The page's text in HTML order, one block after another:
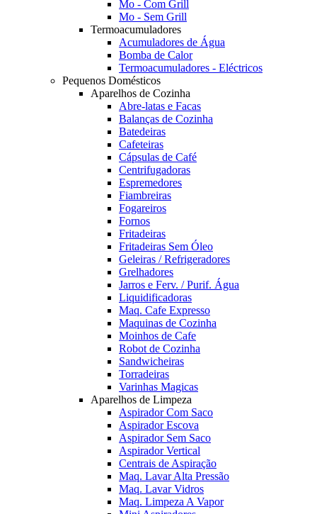
Mo - Com Grill
Mo - Sem Grill
Termoacumuladores
Acumuladores de Água
Bomba de Calor
Termoacumuladores - Eléctricos
Pequenos Domésticos
Aparelhos de Cozinha
Abre-latas e Facas
Balanças de Cozinha
Batedeiras
Cafeteiras
Cápsulas de Café
Centrifugadoras
Espremedores
Fiambreiras
Fogareiros
Fornos
Fritadeiras
Fritadeiras Sem Óleo
Geleiras / Refrigeradores
Grelhadores
Jarros e Ferv. / Purif. Água
Liquidificadoras
Maq. Cafe Expresso
Maquinas de Cozinha
Moinhos de Cafe
Robot de Cozinha
Sandwicheiras
Torradeiras
Varinhas Magicas
Aparelhos de Limpeza
Aspirador Com Saco
Aspirador Escova
Aspirador Sem Saco
Aspirador Vertical
Centrais de Aspiração
Maq. Lavar Alta Pressão
Maq. Lavar Vidros
Maq. Limpeza A Vapor